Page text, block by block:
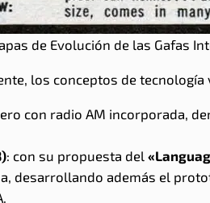
de Evolución de las Gafas
los conceptos de
con radio AM incorporada,
: con su propuesta del
desarrollando además el